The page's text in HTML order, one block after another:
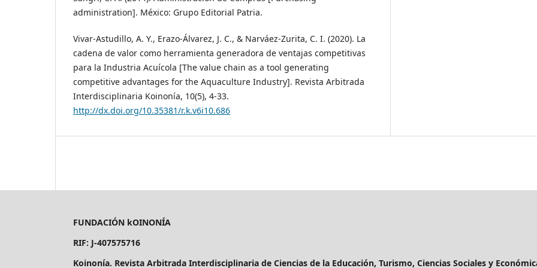
administration]. México: Grupo Editorial Patria.
Vivar-Astudillo, A. Y., Erazo-Álvarez, J. C., & Narváez-Zurita, C. I. (2020). La
cadena de valor como herramienta generadora de ventajas competitivas
para la Industria Acuícola [The value chain as a tool generating
competitive advantages for the Aquaculture Industry]. Revista Arbitrada
Interdisciplinaria Koinonía, 10(5), 4-33.
http://dx.doi.org/10.35381/r.k.v6i10.686
FUNDACIÓN kOINONÍA
RIF: J-407575716
Koinonía. Revista Arbitrada Interdisciplinaria de Ciencias de la Educación, Turismo, Ciencias Sociales y